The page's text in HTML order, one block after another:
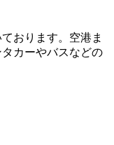
おります。空港ま
カーやバスなどの